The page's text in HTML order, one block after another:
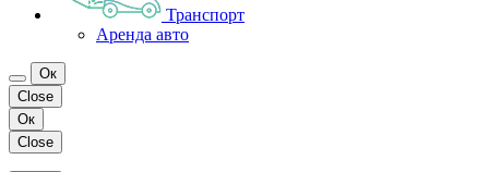
Транспорт
Аренда авто
Ок
Close
Ок
Close